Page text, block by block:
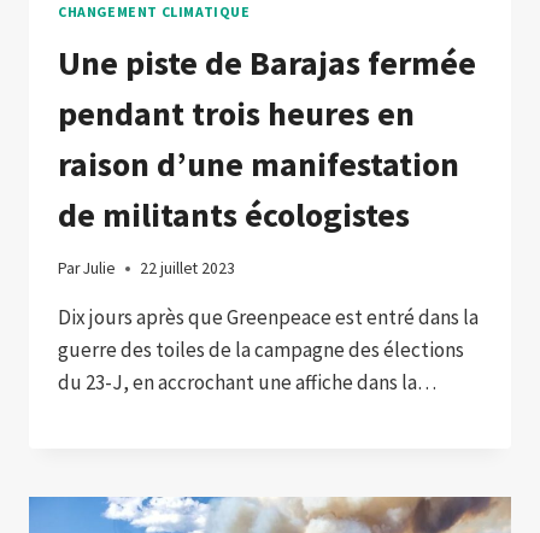
CHANGEMENT CLIMATIQUE
Une piste de Barajas fermée
pendant trois heures en
raison d’une manifestation
de militants écologistes
ParJulie 22 juillet 2023
Dix jours après que Greenpeace est entré dans la
guerre des toiles de la campagne des élections
du 23-J, en accrochant une affiche dans la…